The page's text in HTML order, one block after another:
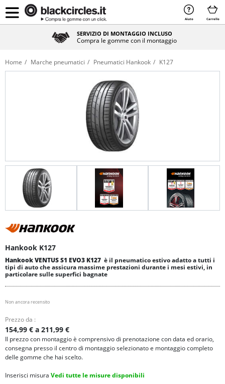
Aiuto Carrello
SERVIZIO DI MONTAGGIO INCLUSO
Compra le gomme con il montaggio
Home Marche pneumatici Pneumatici Hankook K127
Hankook K127
Hankook VENTUS S1 EVO3 K127 è il pneumatico estivo adatto a tutti i
tipi di auto che assicura massime prestazioni durante i mesi estivi, in
particolare sulle superfici bagnate
Non ancora recensito
Prezzo da :
154,99 € a 211,99 €
Il prezzo con montaggio è comprensivo di prenotazione con data ed orario,
consegna presso il centro di montaggio selezionato e montaggio completo
delle gomme che hai scelto.
Inserisci misura Vedi tutte le misure disponibili